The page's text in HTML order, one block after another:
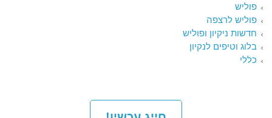
פוליש
פוליש לרצפה
חדשות ניקיון ופוליש
בלוג וטיפים לנקיון
כללי